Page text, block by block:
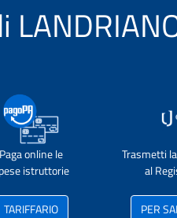
Paga online le
istruttorie
TARIFFARIO
Trasmetti
al
PER